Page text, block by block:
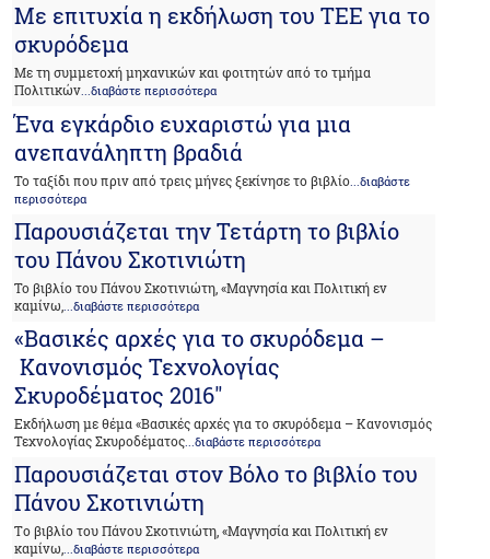
Με επιτυχία η εκδήλωση του ΤΕΕ για το
σκυρόδεμα
Με τη συμμετοχή μηχανικών και φοιτητών από το τμήμα
Πολιτικών...διαβάστε περισσότερα
Ένα εγκάρδιο ευχαριστώ για μια
ανεπανάληπτη βραδιά
Το ταξίδι που πριν από τρεις μήνες ξεκίνησε το βιβλίο ...διαβάστε
περισσότερα
Παρουσιάζεται την Τετάρτη το βιβλίο
του Πάνου Σκοτινιώτη
Το βιβλίο του Πάνου Σκοτινιώτη, «Μαγνησία και Πολιτική εν
καμίνω, ...διαβάστε περισσότερα
«Βασικές αρχές για το σκυρόδεμα –
Κανονισμός Τεχνολογίας
Σκυροδέματος 2016"
Εκδήλωση με θέμα «Βασικές αρχές για το σκυρόδεμα – Κανονισμός
Τεχνολογίας Σκυροδέματος...διαβάστε περισσότερα
Παρουσιάζεται στον Βόλο το βιβλίο του
Πάνου Σκοτινιώτη
Tο βιβλίο του Πάνου Σκοτινιώτη, «Μαγνησία και Πολιτική εν
καμίνω,...διαβάστε περισσότερα